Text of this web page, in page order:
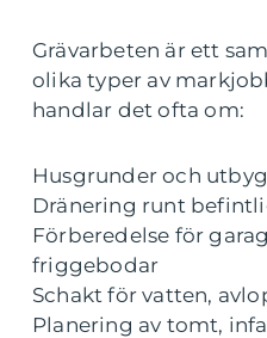
Grävarbeten är ett
olika typer av
handlar det ofta om:
Husgrunder och
Dränering runt
Förberedelse för
friggebodar
Schakt för vatten,
Planering av tomt,